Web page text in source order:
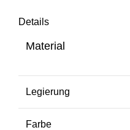
Details
Material
Legierung
Farbe